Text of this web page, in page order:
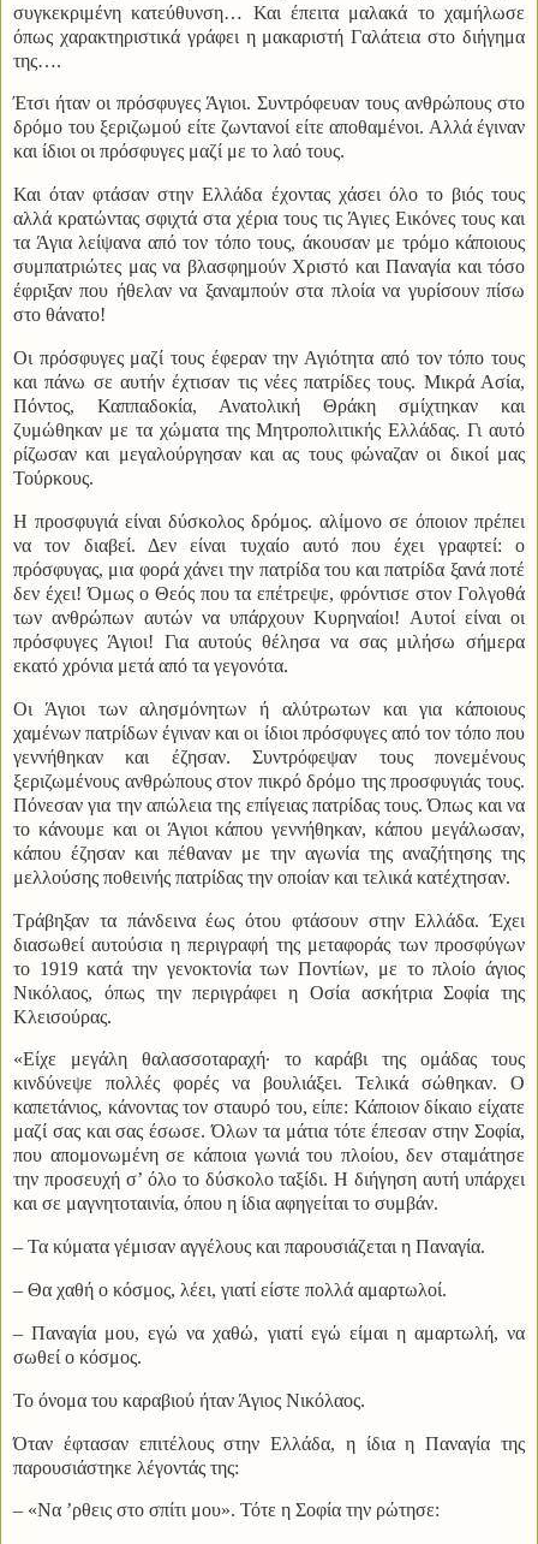
συγκεκριμένη κατεύθυνση… Και έπειτα μαλακά το χαμήλωσε
όπως χαρακτηριστικά γράφει η μακαριστή Γαλάτεια στο διήγημα
της….
Έτσι ήταν οι πρόσφυγες Άγιοι. Συντρόφευαν τους ανθρώπους στο
δρόμο του ξεριζωμού είτε ζωντανοί είτε αποθαμένοι. Αλλά έγιναν
και ίδιοι οι πρόσφυγες μαζί με το λαό τους.
Και όταν φτάσαν στην Ελλάδα έχοντας χάσει όλο το βιός τους
αλλά κρατώντας σφιχτά στα χέρια τους τις Άγιες Εικόνες τους και
τα Άγια λείψανα από τον τόπο τους, άκουσαν με τρόμο κάποιους
συμπατριώτες μας να βλασφημούν Χριστό και Παναγία και τόσο
έφριξαν που ήθελαν να ξαναμπούν στα πλοία να γυρίσουν πίσω
στο θάνατο!
Οι πρόσφυγες μαζί τους έφεραν την Αγιότητα από τον τόπο τους
και πάνω σε αυτήν έχτισαν τις νέες πατρίδες τους. Μικρά Ασία,
Πόντος, Καππαδοκία, Ανατολική Θράκη σμίχτηκαν και
ζυμώθηκαν με τα χώματα της Μητροπολιτικής Ελλάδας. Γι αυτό
ρίζωσαν και μεγαλούργησαν και ας τους φώναζαν οι δικοί μας
Τούρκους.
Η προσφυγιά είναι δύσκολος δρόμος. αλίμονο σε όποιον πρέπει
να τον διαβεί. Δεν είναι τυχαίο αυτό που έχει γραφτεί: ο
πρόσφυγας, μια φορά χάνει την πατρίδα του και πατρίδα ξανά ποτέ
δεν έχει! Όμως ο Θεός που τα επέτρεψε, φρόντισε στον Γολγοθά
των ανθρώπων αυτών να υπάρχουν Κυρηναίοι! Αυτοί είναι οι
πρόσφυγες Άγιοι! Για αυτούς θέλησα να σας μιλήσω σήμερα
εκατό χρόνια μετά από τα γεγονότα.
Οι Άγιοι των αλησμόνητων ή αλύτρωτων και για κάποιους
χαμένων πατρίδων έγιναν και οι ίδιοι πρόσφυγες από τον τόπο που
γεννήθηκαν και έζησαν. Συντρόφεψαν τους πονεμένους
ξεριζωμένους ανθρώπους στον πικρό δρόμο της προσφυγιάς τους.
Πόνεσαν για την απώλεια της επίγειας πατρίδας τους. Όπως και να
το κάνουμε και οι Άγιοι κάπου γεννήθηκαν, κάπου μεγάλωσαν,
κάπου έζησαν και πέθαναν με την αγωνία της αναζήτησης της
μελλούσης ποθεινής πατρίδας την οποίαν και τελικά κατέχτησαν.
Τράβηξαν τα πάνδεινα έως ότου φτάσουν στην Ελλάδα. Έχει
διασωθεί αυτούσια η περιγραφή της μεταφοράς των προσφύγων
το 1919 κατά την γενοκτονία των Ποντίων, με το πλοίο άγιος
Νικόλαος, όπως την περιγράφει η Οσία ασκήτρια Σοφία της
Κλεισούρας.
«Είχε μεγάλη θαλασσοταραχή· το καράβι της ομάδας τους
κινδύνεψε πολλές φορές να βουλιάξει. Τελικά σώθηκαν. Ο
καπετάνιος, κάνοντας τον σταυρό του, είπε: Κάποιον δίκαιο είχατε
μαζί σας και σας έσωσε. Όλων τα μάτια τότε έπεσαν στην Σοφία,
που απομονωμένη σε κάποια γωνιά του πλοίου, δεν σταμάτησε
την προσευχή σ’ όλο το δύσκολο ταξίδι. Η διήγηση αυτή υπάρχει
και σε μαγνητοταινία, όπου η ίδια αφηγείται το συμβάν.
– Τα κύματα γέμισαν αγγέλους και παρουσιάζεται η Παναγία.
– Θα χαθή ο κόσμος, λέει, γιατί είστε πολλά αμαρτωλοί.
– Παναγία μου, εγώ να χαθώ, γιατί εγώ είμαι η αμαρτωλή, να
σωθεί ο κόσμος.
Το όνομα του καραβιού ήταν Άγιος Νικόλαος.
Όταν έφτασαν επιτέλους στην Ελλάδα, η ίδια η Παναγία της
παρουσιάστηκε λέγοντάς της:
– «Να ’ρθεις στο σπίτι μου». Τότε η Σοφία την ρώτησε: